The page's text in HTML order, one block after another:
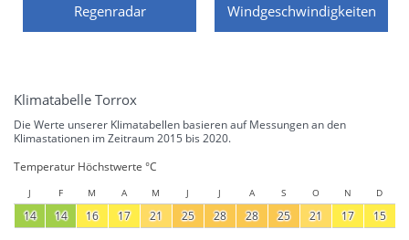
Regenradar Windgeschwindigkeiten
Klimatabelle Torrox
Die Werte unserer Klimatabellen basieren auf Messungen an den
Klimastationen im Zeitraum 2015 bis 2020.
Temperatur Höchstwerte °C
J F M A M J J A S O N D
14 14 16 17 21 25 28 28 25 21 17 15